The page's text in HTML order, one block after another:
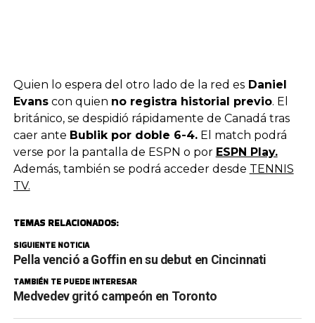
Quien lo espera del otro lado de la red esDaniel
Evanscon quien no registra historial previo. El
británico, se despidió rápidamente de Canadá tras
caer ante Bublik por doble 6-4.El match podrá
verse por la pantalla de ESPN o por ESPN Play.
Además, también se podrá acceder desde TENNIS
TV.
TEMAS RELACIONADOS:
SIGUIENTE NOTICIA
Pella venció a Goffin en su debut en Cincinnati
TAMBIÉN TE PUEDE INTERESAR
Medvedev gritó campeón en Toronto